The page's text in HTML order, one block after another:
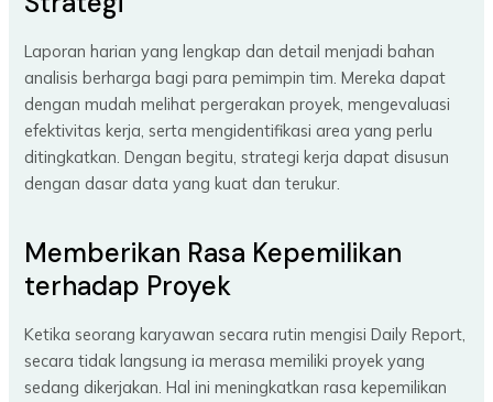
Laporan harian yang lengkap dan detail menjadi bahan
analisis berharga bagi para pemimpin tim. Mereka dapat
dengan mudah melihat pergerakan proyek, mengevaluasi
efektivitas kerja, serta mengidentifikasi area yang perlu
ditingkatkan. Dengan begitu, strategi kerja dapat disusun
dengan dasar data yang kuat dan terukur.
Memberikan Rasa Kepemilikan
terhadap Proyek
Ketika seorang karyawan secara rutin mengisi Daily Report,
secara tidak langsung ia merasa memiliki proyek yang
sedang dikerjakan. Hal ini meningkatkan rasa kepemilikan